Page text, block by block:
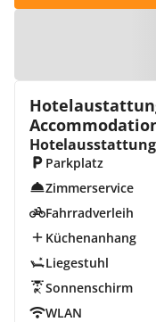
Hotelausstattung
Parkplatz
Zimmerservice
Fahrradverleih
Küchenanhang
Liegestuhl
Sonnenschirm
WLAN